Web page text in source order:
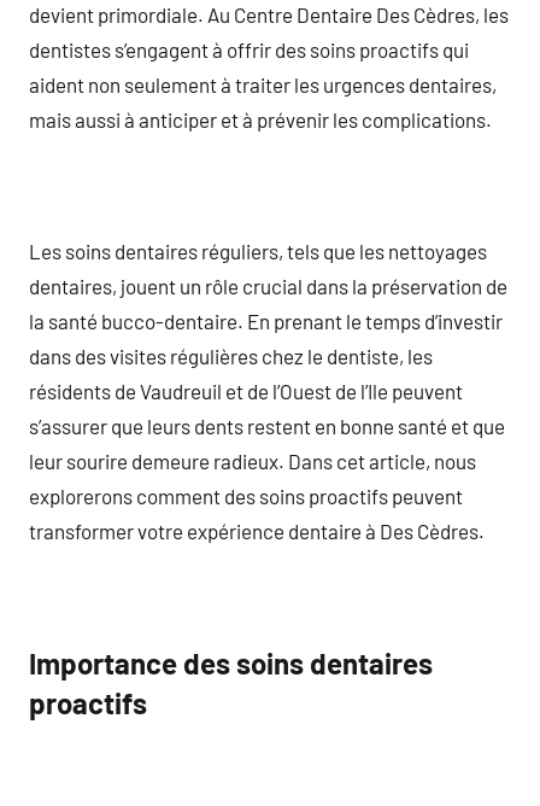
devient primordiale. Au Centre Dentaire Des Cèdres, les
dentistes s’engagent à offrir des soins proactifs qui
aident non seulement à traiter les urgences dentaires,
mais aussi à anticiper et à prévenir les complications.
Les soins dentaires réguliers, tels que les nettoyages
dentaires, jouent un rôle crucial dans la préservation de
la santé bucco-dentaire. En prenant le temps d’investir
dans des visites régulières chez le dentiste, les
résidents de Vaudreuil et de l’Ouest de l’Ile peuvent
s’assurer que leurs dents restent en bonne santé et que
leur sourire demeure radieux. Dans cet article, nous
explorerons comment des soins proactifs peuvent
transformer votre expérience dentaire à Des Cèdres.
Importance des soins dentaires
proactifs